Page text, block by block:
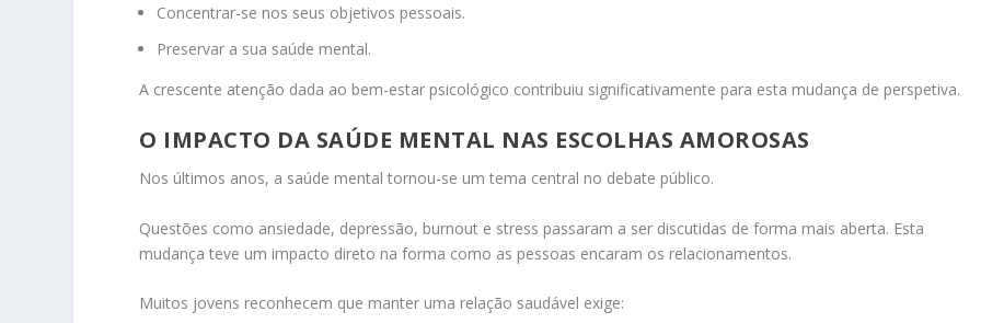
Concentrar-se nos seus objetivos pessoais.
Preservar a sua saúde mental.
A crescente atenção dada ao bem-estar psicológico contribuiu significativamente para esta mudança de perspetiva.
O IMPACTO DA SAÚDE MENTAL NAS ESCOLHAS AMOROSAS
Nos últimos anos, a saúde mental tornou-se um tema central no debate público.
Questões como ansiedade, depressão, burnout e stress passaram a ser discutidas de forma mais aberta. Esta
mudança teve um impacto direto na forma como as pessoas encaram os relacionamentos.
Muitos jovens reconhecem que manter uma relação saudável exige: